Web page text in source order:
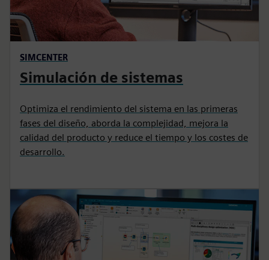
SIMCENTER
Simulación de sistemas
Optimiza el rendimiento del sistema en las primeras
fases del diseño, aborda la complejidad, mejora la
calidad del producto y reduce el tiempo y los costes de
desarrollo.